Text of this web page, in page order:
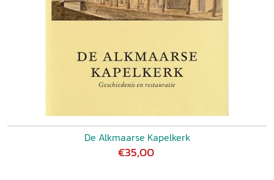
De Alkmaarse Kapelkerk
€35,00